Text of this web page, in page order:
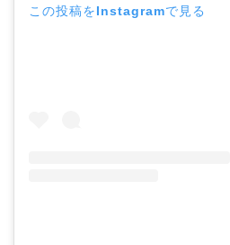
この投稿をInstagramで見る